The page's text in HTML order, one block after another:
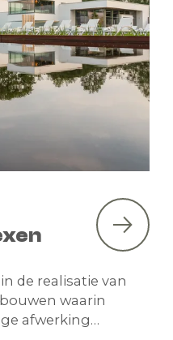
de realisatie van
waarin
afwerking